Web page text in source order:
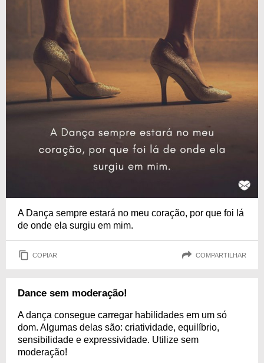
A Dança sempre estará no meu coração, por que foi lá
de onde ela surgiu em mim.
COPIAR COMPARTILHAR
Dance sem moderação!
A dança consegue carregar habilidades em um só
dom. Algumas delas são: criatividade, equilíbrio,
sensibilidade e expressividade. Utilize sem
moderação!